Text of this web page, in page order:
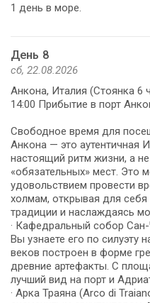
1 день в море.
День 8
сб, 22.08.2026
Анкона, Италия (Стоянка 6
14:00 Прибытие в порт
Свободное время для
Анкона — это аутентичная
настоящий ритм жизни, а
«обязательных» мест. Это
удовольствием провести
холмам, открывая для
традиции и наслаждаясь
· Кафедральный собор
Вы узнаете его по силуэту
веков построен в форме
древние артефакты. С
лучший вид на порт и
· Арка Траяна (Arco di